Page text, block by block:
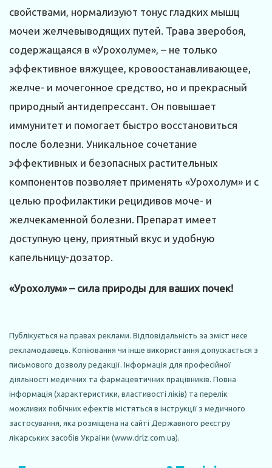
свойствами, нормализуют тонус гладких мышц
мочеи желчевыводящих путей. Трава зверобоя,
содержащаяся в «Урохолуме», – не только
эффективное вяжущее, кровоостанавливающее,
желче- и мочегонное средство, но и прекрасный
природный антидепрессант. Он повышает
иммунитет и помогает быстро восстановиться
после болезни. Уникальное сочетание
эффективных и безопасных растительных
компонентов позволяет применять «Урохолум» и с
целью профилактики рецидивов моче- и
желчекаменной болезни. Препарат имеет
доступную цену, приятный вкус и удобную
капельницу-дозатор.
«Урохолум» – сила природы для ваших почек!
Публікується на правах реклами. Відповідальність за зміст несе
рекламодавець. Копіювання чи інше використання допускається з
письмового дозволу редакції. Інформація для професійної
діяльності медичних та фармацевтичних працівників. Повна
інформація (характеристики, властивості ліків) та перелік
можливих побічних ефектів містяться в інструкції з медичного
застосування, яка розміщена на сайті Державного реєстру
лікарських засобів України (www.drlz.com.ua).